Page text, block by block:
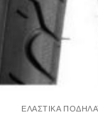
ΕΛΑΣΤΙΚΑ